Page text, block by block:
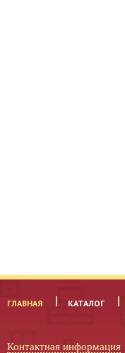
ГЛАВНАЯ КАТАЛОГ
Контактная информация